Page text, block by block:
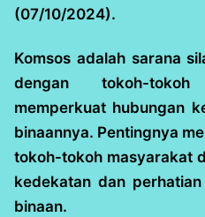
(07/10/2024).
Komsos adalah sarana
dengan tokoh-
memperkuat hubungan
binaannya. Pentingnya
tokoh-tokoh masyarakat
kedekatan dan
binaan.